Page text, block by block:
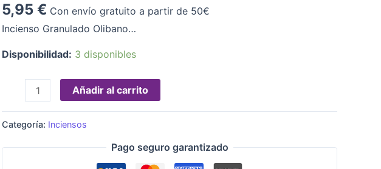
5,95 € Con envío gratuito a partir de 50€
Incienso Granulado Olibano…
Disponibilidad: 3 disponibles
Añadir al carrito
Categoría: Inciensos
Pago seguro garantizado